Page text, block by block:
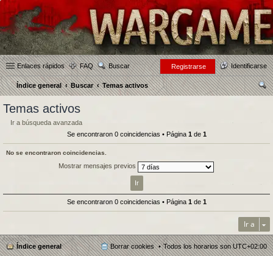
Enlaces rápidos FAQ Buscar Identificarse
Registrarse
Índice general Buscar
Temas activos
Temas activos
Ir a búsqueda avanzada
Se encontraron 0 coincidencias • Página 1de 1
No se encontraron coincidencias.
Mostrar mensajes previos
Se encontraron 0 coincidencias • Página 1de 1
Ir a
Índice general Todos los horarios sonUTC+02:00
Borrar cookies